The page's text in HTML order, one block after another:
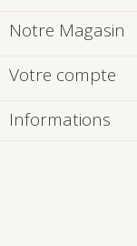
Notre Magasin
Votre compte
Informations